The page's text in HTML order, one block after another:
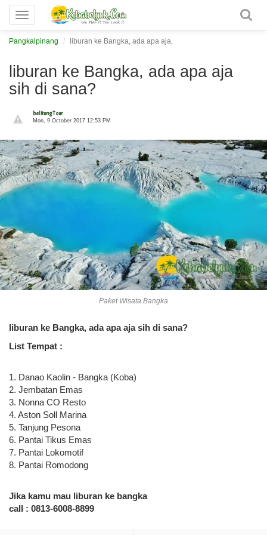
Toggle
navigation
Pangkalpinang liburan ke Bangka, ada apa aja,
liburan ke Bangka, ada apa aja
sih di sana?
belitung Tour
Mon, 9 October 2017 12:53 PM
Paket Wisata Bangka
liburan ke Bangka, ada apa aja sih di sana?
List Tempat :
1. Danao Kaolin - Bangka (Koba)
2. Jembatan Emas
3. Nonna CO Resto
4. Aston Soll Marina
5. Tanjung Pesona
6. Pantai Tikus Emas
7. Pantai Lokomotif
8. Pantai Romodong
Jika kamu mau liburan ke bangka
call : 0813-6008-8899